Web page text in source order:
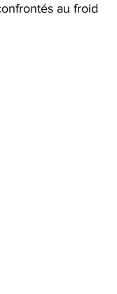
au froid